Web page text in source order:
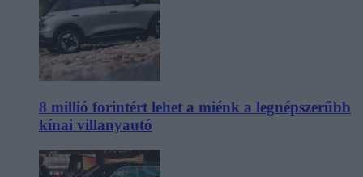
8 millió forintért lehet a miénk a legnépszerűbb
kínai villanyautó